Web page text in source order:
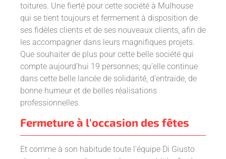
toitures. Une fierté pour cette société à Mulhouse
qui se tient toujours et fermement à disposition de
ses fidèles clients et de ses nouveaux clients, afin de
les accompagner dans leurs magnifiques projets.
Que souhaiter de plus pour cette belle société qui
compte aujourd’hui 19 personnes; qu’elle continue
dans cette belle lancée de solidarité, d’entraide, de
bonne humeur et de belles réalisations
professionnelles.
Fermeture à l'occasion des fêtes
Et comme à son habitude toute l’équipe Di Giusto